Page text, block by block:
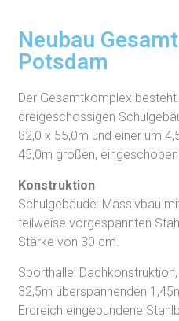
Neubau
Potsdam
Der Gesamtkomplex besteht
dreigeschossigen
82,0 x 55,0m und einer um
45,0m großen,
Konstruktion
Schulgebäude: Massivbau
teilweise vorgespannten
Stärke von 30 cm.
Sporthalle:
32,5m überspannenden
Erdreich eingebundene